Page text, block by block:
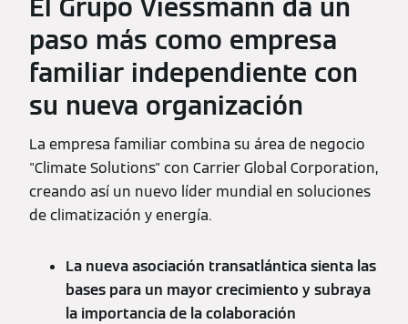
El Grupo Viessmann da un
paso más como empresa
familiar independiente con
su nueva organización
La empresa familiar combina su área de negocio
"Climate Solutions" con Carrier Global Corporation,
creando así un nuevo líder mundial en soluciones
de climatización y energía.
La nueva asociación transatlántica sienta las
bases para un mayor crecimiento y subraya
la importancia de la colaboración